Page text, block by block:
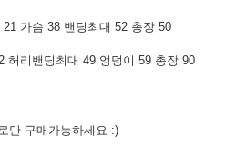
21 가슴 38 밴딩최대 52 총장 50
허리밴딩최대 49 엉덩이 59 총장 90
만 구매가능하세요 :)